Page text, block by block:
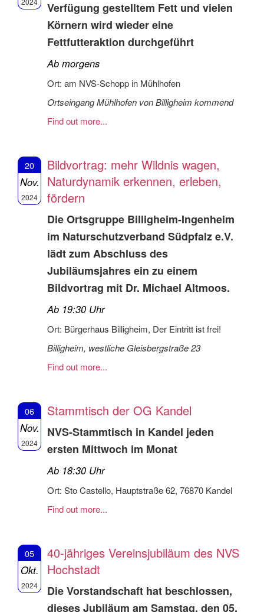
Verfügung gestelltem Fett und vielen
Körnern wird wieder eine
Fettfutteraktion durchgeführt
Ab morgens
Ort: am NVS-Schopp in Mühlhofen
Ortseingang Mühlhofen von Billigheim kommend
Find out more...
20
Nov.
2024
Bildvortrag: mehr Wildnis wagen,
Naturdynamik erkennen, erleben,
fördern
Die Ortsgruppe Billigheim-Ingenheim
im Naturschutzverband Südpfalz e.V.
lädt zum Abschluss des
Jubiläumsjahres ein zu einem
Bildvortrag mit Dr. Michael Altmoos.
Ab 19:30 Uhr
Ort: Bürgerhaus Billigheim, Der Eintritt ist frei!
Billigheim, westliche Gleisbergstraße 23
Find out more...
06
Nov.
2024
Stammtisch der OG Kandel
NVS-Stammtisch in Kandel jeden
ersten Mittwoch im Monat
Ab 18:30 Uhr
Ort: Sto Castello, Hauptstraße 62, 76870 Kandel
Find out more...
05
Okt.
2024
40-jähriges Vereinsjubiläum des NVS
Hochstadt
Die Vorstandschaft hat beschlossen,
dieses Jubiläum am Samstag, den 05.